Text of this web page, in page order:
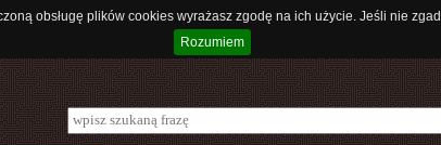
obsługę plików cookies wyrażasz zgodę na ich użycie. Jeśli nie
Rozumiem